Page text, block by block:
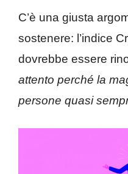
C’è una giusta
sostenere: l’indice
dovrebbe essere
attento perché la
persone quasi